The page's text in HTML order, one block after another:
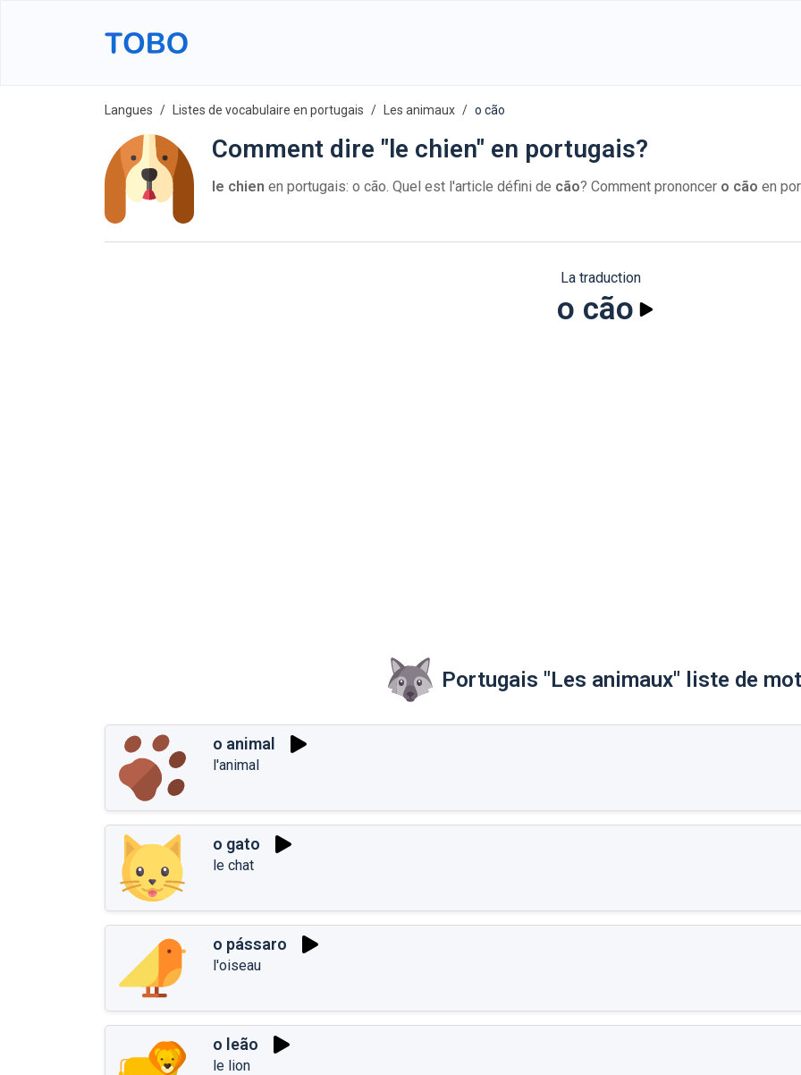
Langues Listes de vocabulaire en portugais Les animaux o cão
Comment dire "le chien" en portugais?
le chien en portugais: o cão. Quel est l'article défini de cão? Comment prononcer o cão en
La traduction
o cão
Portugais "Les animaux" liste de
o animal
l'animal
o gato
le chat
o pássaro
l'oiseau
o leão
le lion